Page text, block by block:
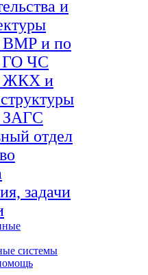
и
ВМР и по
ГО ЧС
ЖКХ и
ЗАГС
отдел
задачи
системы